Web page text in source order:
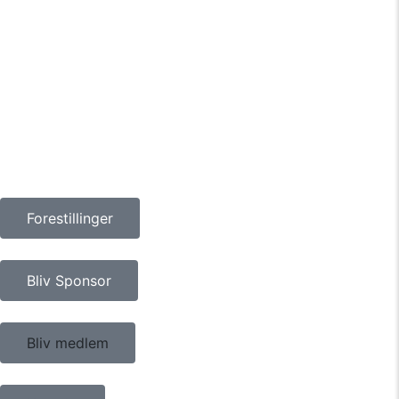
Forestillinger
Bliv Sponsor
Bliv medlem